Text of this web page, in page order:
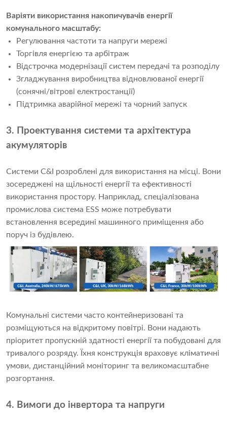
Варіяти використання накопичувачів енергії
комунального масштабу:
Регулювання частоти та напруги мережі
Торгівля енергією та арбітраж
Відстрочка модернізації систем передачі та розподілу
Згладжування виробництва відновлюваної енергії
(сонячні/вітрові електростанції)
Підтримка аварійної мережі та чорний запуск
3. Проектування системи та архітектура
акумуляторів
Системи C&I розроблені для використання на місці. Вони
зосереджені на щільності енергії та ефективності
використання простору. Наприклад, спеціалізована
промислова система ESS може потребувати
встановлення всередині машинного приміщення або
поруч із будівлею.
Комунальні системи часто контейнеризовані та
розміщуються на відкритому повітрі. Вони надають
пріоритет пропускній здатності енергії та побудовані для
тривалого розряду. Їхня конструкція враховує кліматичні
умови, дистанційний моніторинг та великомасштабне
розгортання.
4. Вимоги до інвертора та напруги